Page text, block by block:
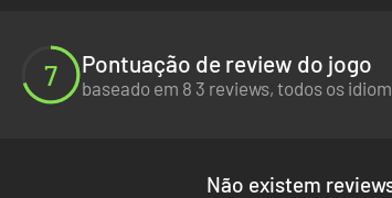
NOS PERSONAGENS
7 Pontuação de review do jogo
baseado em 8 3 reviews, todos os
Não existem